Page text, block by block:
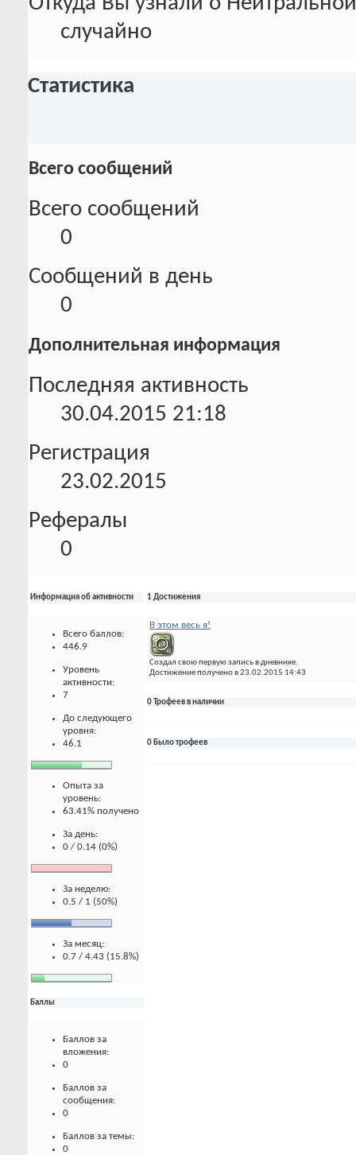
случайно
Статистика
Всего сообщений
Всего сообщений
0
Сообщений в день
0
Дополнительная информация
Последняя активность
30.04.2015 21:18
Регистрация
23.02.2015
Рефералы
0
Информация об активности
Всего баллов:
446.9
Уровень
активности:
7
До следующего
уровня:
46.1
Опыта за
уровень:
63.41% получено
За день:
0 / 0.14 (0%)
За неделю:
0.5 / 1 (50%)
За месяц:
0.7 / 4.43 (15.8%)
Баллы
Баллов за
вложения:
0
Баллов за
сообщения:
0
Баллов за темы:
0
1 Достижения
В этом весь я!
Создал свою первую запись в дневнике.
Достижение получено в 23.02.2015 14:43
0 Трофеев в наличии
0 Было трофеев